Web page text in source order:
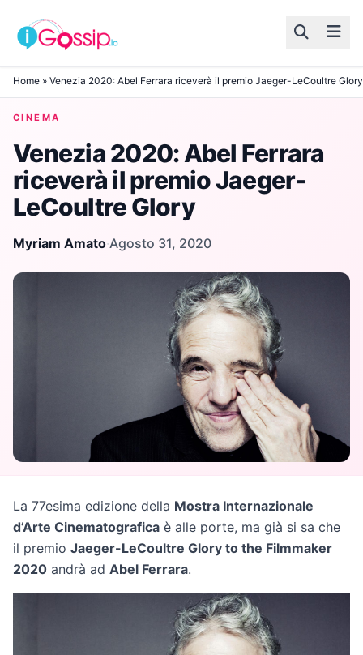
Skip to content
Home » Venezia 2020: Abel Ferrara riceverà il premio Jaeger-LeCoultre Glory
CINEMA
Venezia 2020: Abel Ferrara
riceverà il premio Jaeger-
LeCoultre Glory
Myriam Amato·Agosto 31, 2020
La 77esima edizione della Mostra Internazionale
d’Arte Cinematografica è alle porte, ma già si sa che
il premio Jaeger-LeCoultre Glory to the Filmmaker
2020 andrà ad Abel Ferrara.